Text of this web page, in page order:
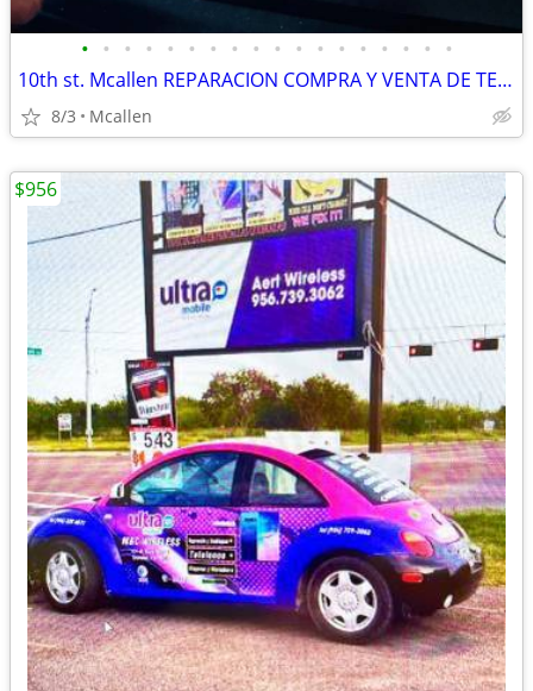
• • • • • • • • • • • • • • • • • •
10th st. Mcallen REPARACION COMPRA Y VENTA DE TELEFONOS
8/3 Mcallen
$956